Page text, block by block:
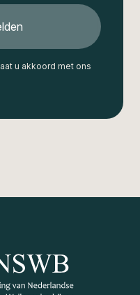
u akkoord met ons